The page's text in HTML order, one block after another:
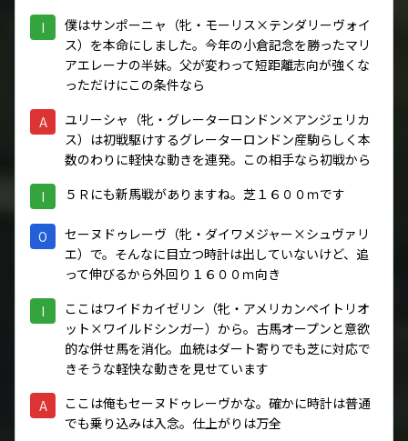
I
僕はサンポーニャ（牝・モーリス×テンダリーヴォイ
ス）を本命にしました。今年の小倉記念を勝ったマリ
アエレーナの半妹。父が変わって短距離志向が強くな
っただけにこの条件なら
A
ユリーシャ（牝・グレーターロンドン×アンジェリカ
ス）は初戦駆けするグレーターロンドン産駒らしく本
数のわりに軽快な動きを連発。この相手なら初戦から
I ５Ｒにも新馬戦がありますね。芝１６００ｍです
O
セーヌドゥレーヴ（牝・ダイワメジャー×シュヴァリ
エ）で。そんなに目立つ時計は出していないけど、追
って伸びるから外回り１６００ｍ向き
I
ここはワイドカイゼリン（牝・アメリカンペイトリオ
ット×ワイルドシンガー）から。古馬オープンと意欲
的な併せ馬を消化。血統はダート寄りでも芝に対応で
きそうな軽快な動きを見せています
A
ここは俺もセーヌドゥレーヴかな。確かに時計は普通
でも乗り込みは入念。仕上がりは万全